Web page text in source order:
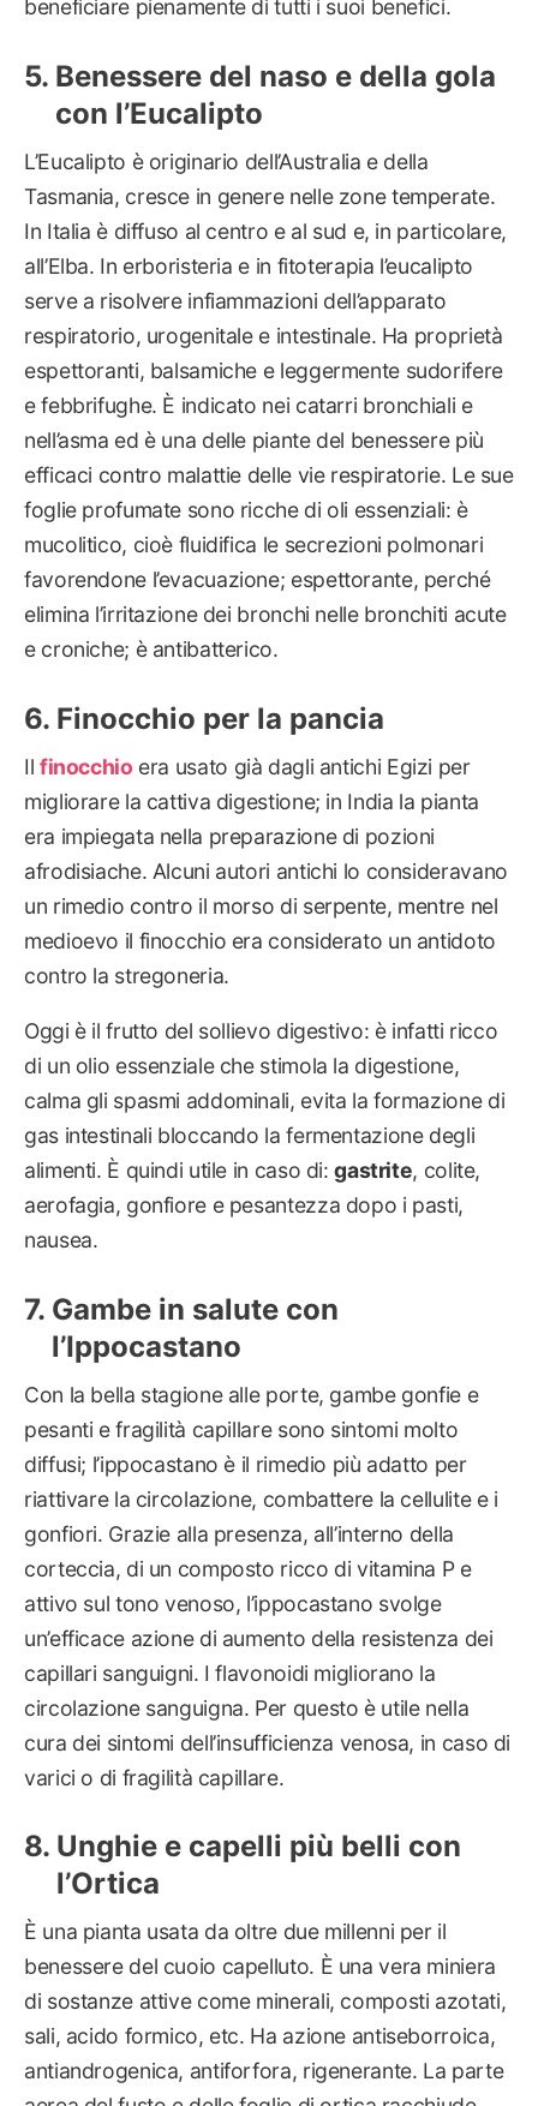
beneficiare pienamente di tutti i suoi benefici.
Benessere del naso e della gola
con l’Eucalipto
L’Eucalipto è originario dell’Australia e della
Tasmania, cresce in genere nelle zone temperate.
In Italia è diffuso al centro e al sud e, in particolare,
all’Elba. In erboristeria e in fitoterapia l’eucalipto
serve a risolvere infiammazioni dell’apparato
respiratorio, urogenitale e intestinale. Ha proprietà
espettoranti, balsamiche e leggermente sudorifere
e febbrifughe. È indicato nei catarri bronchiali e
nell’asma ed è una delle piante del benessere più
efficaci contro malattie delle vie respiratorie. Le sue
foglie profumate sono ricche di oli essenziali: è
mucolitico, cioè fluidifica le secrezioni polmonari
favorendone l’evacuazione; espettorante, perché
elimina l’irritazione dei bronchi nelle bronchiti acute
e croniche; è antibatterico.
Finocchio per la pancia
Il finocchio era usato già dagli antichi Egizi per
migliorare la cattiva digestione; in India la pianta
era impiegata nella preparazione di pozioni
afrodisiache. Alcuni autori antichi lo consideravano
un rimedio contro il morso di serpente, mentre nel
medioevo il finocchio era considerato un antidoto
contro la stregoneria.
Oggi è il frutto del sollievo digestivo: è infatti ricco
di un olio essenziale che stimola la digestione,
calma gli spasmi addominali, evita la formazione di
gas intestinali bloccando la fermentazione degli
alimenti. È quindi utile in caso di:gastrite, colite,
aerofagia, gonfiore e pesantezza dopo i pasti,
nausea.
Gambe in salute con
l’Ippocastano
Con la bella stagione alle porte, gambe gonfie e
pesanti e fragilità capillare sono sintomi molto
diffusi; l’ippocastano è il rimedio più adatto per
riattivare la circolazione, combattere la cellulite e i
gonfiori. Grazie alla presenza, all’interno della
corteccia, di un composto ricco di vitamina P e
attivo sul tono venoso, l’ippocastano svolge
un’efficace azione di aumento della resistenza dei
capillari sanguigni. I flavonoidi migliorano la
circolazione sanguigna. Per questo è utile nella
cura dei sintomi dell’insufficienza venosa, in caso di
varici o di fragilità capillare.
Unghie e capelli più belli con
l’Ortica
È una pianta usata da oltre due millenni per il
benessere del cuoio capelluto. È una vera miniera
di sostanze attive come minerali, composti azotati,
sali, acido formico, etc. Ha azione antiseborroica,
antiandrogenica, antiforfora, rigenerante. La parte